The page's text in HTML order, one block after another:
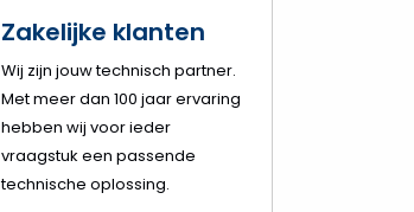
Zakelijke klanten
Wij zijn jouw technisch partner.
Met meer dan 100 jaar ervaring
hebben wij voor ieder
vraagstuk een passende
technische oplossing.